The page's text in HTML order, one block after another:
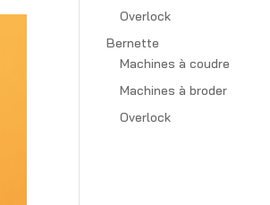
Overlock
Bernette
Machines à coudre
Machines à broder
Overlock